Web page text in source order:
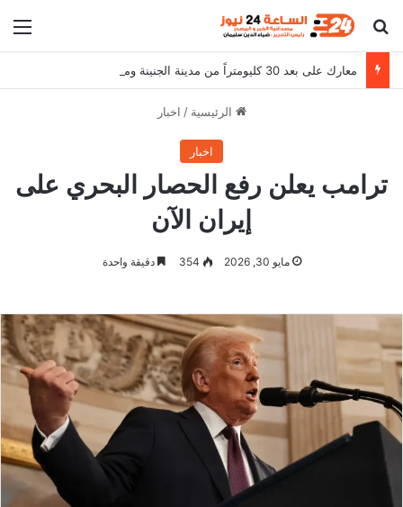
بحث عن
الرئيسية / اخبار
اخبار
ترامب يعلن رفع الحصار البحري على
إيران الآن
مايو 30, 2026 354 دقيقة واحدة